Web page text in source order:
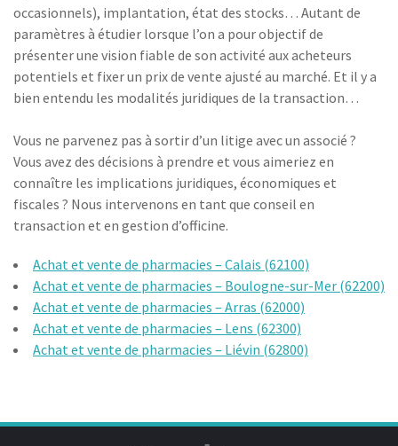
occasionnels), implantation, état des stocks… Autant de
paramètres à étudier lorsque l’on a pour objectif de
présenter une vision fiable de son activité aux acheteurs
potentiels et fixer un prix de vente ajusté au marché. Et il y a
bien entendu les modalités juridiques de la transaction…
Vous ne parvenez pas à sortir d’un litige avec un associé ?
Vous avez des décisions à prendre et vous aimeriez en
connaître les implications juridiques, économiques et
fiscales ? Nous intervenons en tant que conseil en
transaction et en gestion d’officine.
Achat et vente de pharmacies – Calais (62100)
Achat et vente de pharmacies – Boulogne-sur-Mer (62200)
Achat et vente de pharmacies – Arras (62000)
Achat et vente de pharmacies – Lens (62300)
Achat et vente de pharmacies – Liévin (62800)